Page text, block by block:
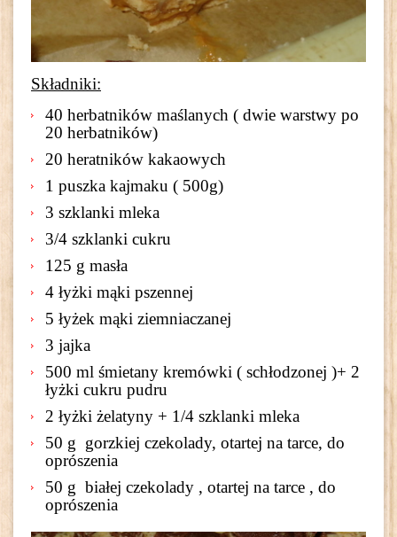
Składniki:
40 herbatników maślanych ( dwie warstwy po
20 herbatników)
20 heratników kakaowych
1 puszka kajmaku ( 500g)
3 szklanki mleka
3/4 szklanki cukru
125 g masła
4 łyżki mąki pszennej
5 łyżek mąki ziemniaczanej
3 jajka
500 ml śmietany kremówki ( schłodzonej )+ 2
łyżki cukru pudru
2 łyżki żelatyny + 1/4 szklanki mleka
50 g gorzkiej czekolady, otartej na tarce, do
oprószenia
50 g białej czekolady , otartej na tarce , do
oprószenia